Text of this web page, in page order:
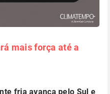
mais força até a
fria avança pelo Sul e